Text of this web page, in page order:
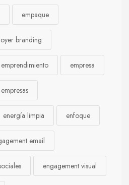
empaque
branding
emprendimiento empresa
empresas
energía limpia enfoque
email
engagement visual